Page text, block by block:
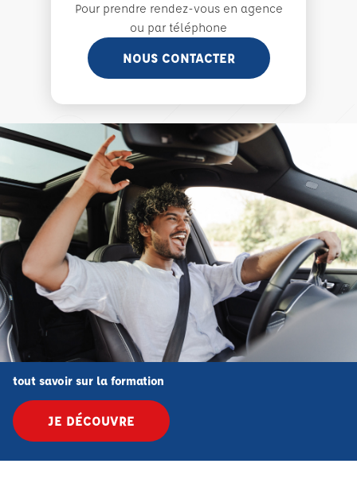
Pour prendre rendez-vous en agence
ou par téléphone
NOUS CONTACTER
tout savoir sur la formation
JE DÉCOUVRE